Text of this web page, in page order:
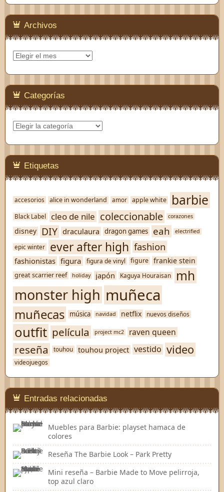
Archivos
Archivos
Categorías
Categorías
Etiquetas
accesorios alice in wonderland amor apple white barbie
Black Label cleo de nile coleccionable corazones
disney DIY draculaura dragon games eah electrified
epic winter ever after high fashion
fashionistas figura figura de vinyl figure frankie stein
great scarrier reef holiday japón Kaguya Houraisan mh
monster high muñeca
muñecas música navidad netflix nuevos diseños
outfit película project mc2 raven queen
reseña touhou touhou project vestido video
videojuegos
Entradas relacionadas
Muebles para Barbie: playset hamaca de
colores
Reseña The Barbie Look – Park Pretty
Mini reseña – Barbie Made to Move pelirroja,
top azul claro